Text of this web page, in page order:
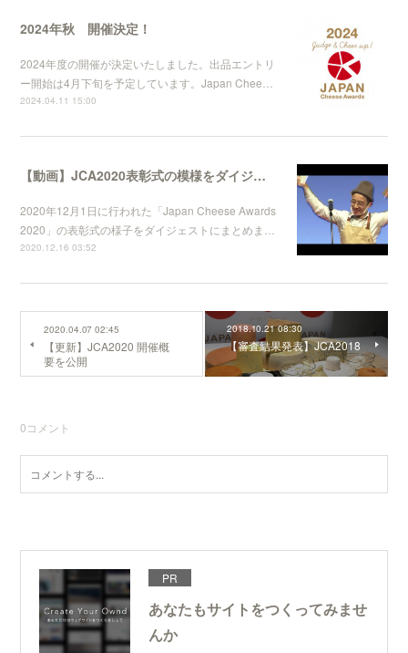
2024年秋 開催決定！
2024年度の開催が決定いたしました。出品エントリ
ー開始は4月下旬を予定しています。Japan Chee…
2024.04.11 15:00
【動画】JCA2020表彰式の模様をダイジェストで！
2020年12月1日に行われた「Japan Cheese Awards
2020」の表彰式の様子をダイジェストにまとめま…
2020.12.16 03:52
2020.04.07 02:45
【更新】JCA2020 開催概
要を公開
2018.10.21 08:30
【審査結果発表】JCA2018
0コメント
PR
あなたもサイトをつくってみませ
んか